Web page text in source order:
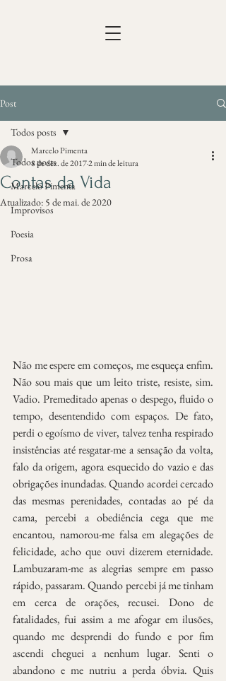
Post
Todos posts
Marcelo Pimenta
Improvisos
Poesia
Prosa
Todos posts
Contas da Vida
Marcelo Pimenta
8 de dez. de 20172 min de leitura
Atualizado: 5 de mai. de 2020
Não me espere em começos, me esqueça enfim.
Não sou mais que um leito triste, resiste, sim.
Vadio. Premeditado apenas o despego, fluido o
tempo, desentendido com espaços. De fato,
perdi o egoísmo de viver, talvez tenha respirado
insistências até resgatar-me a sensação da volta,
falo da origem, agora esquecido do vazio e das
obrigações inundadas. Quando acordei cercado
das mesmas perenidades, contadas ao pé da
cama, percebi a obediência cega que me
encantou, namorou-me falsa em alegações de
felicidade, acho que ouvi dizerem eternidade.
Lambuzaram-me as alegrias sempre em passo
rápido, passaram. Quando percebi já me tinham
em cerca de orações, recusei. Dono de
fatalidades, fui assim a me afogar em ilusões,
quando me desprendi do fundo e por fim
ascendi cheguei a nenhum lugar. Senti o
abandono e me nutriu a perda óbvia. Quis